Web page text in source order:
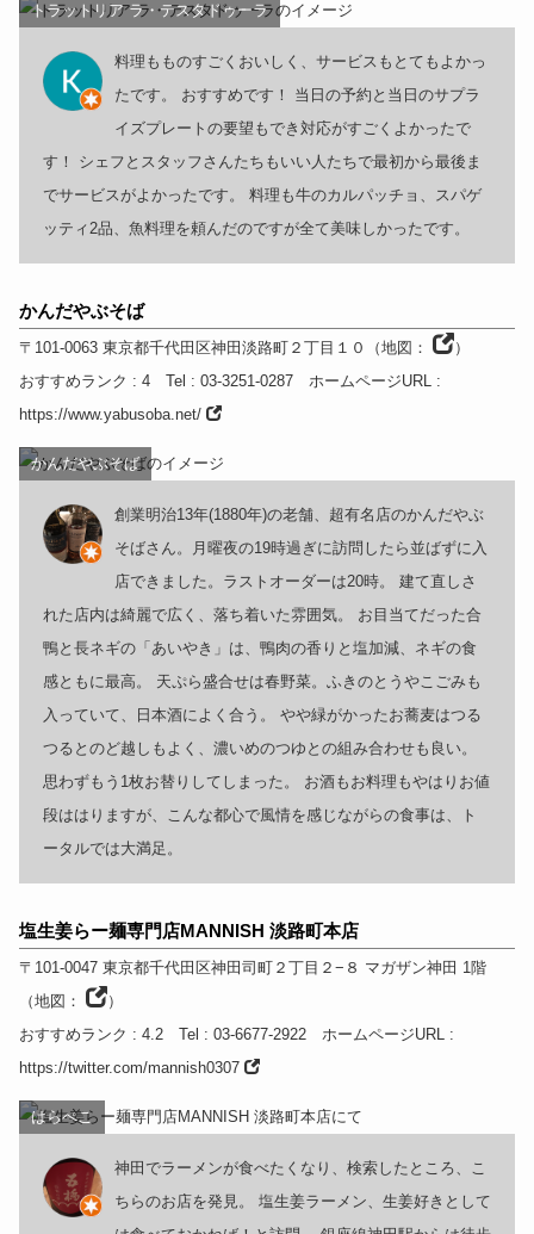
トラットリア ラ・テスタドゥーラ
料理もものすごくおいしく、サービスもとてもよかっ
たです。 おすすめです！ 当日の予約と当日のサプラ
イズプレートの要望もでき対応がすごくよかったで
す！ シェフとスタッフさんたちもいい人たちで最初から最後ま
でサービスがよかったです。 料理も牛のカルパッチョ、スパゲ
ッティ2品、魚料理を頼んだのですが全て美味しかったです。
かんだやぶそば
〒101-0063 東京都千代田区神田淡路町２丁目１０ （地図：
）
おすすめランク : 4 Tel : 03-3251-0287 ホームページURL:
https://www.yabusoba.net/
かんだやぶそば
創業明治13年(1880年)の老舗、超有名店のかんだやぶ
そばさん。月曜夜の19時過ぎに訪問したら並ばずに入
店できました。ラストオーダーは20時。 建て直しさ
れた店内は綺麗で広く、落ち着いた雰囲気。 お目当てだった合
鴨と長ネギの「あいやき」は、鴨肉の香りと塩加減、ネギの食
感ともに最高。 天ぷら盛合せは春野菜。ふきのとうやこごみも
入っていて、日本酒によく合う。 やや緑がかったお蕎麦はつる
つるとのど越しもよく、濃いめのつゆとの組み合わせも良い。
思わずもう1枚お替りしてしまった。 お酒もお料理もやはりお値
段ははりますが、こんな都心で風情を感じながらの食事は、ト
ータルでは大満足。
塩生姜らー麺専門店MANNISH 淡路町本店
〒101-0047 東京都千代田区神田司町２丁目２−８ マガザン神田 1階
（地図：
）
おすすめランク : 4.2 Tel : 03-6677-2922 ホームページURL:
https://twitter.com/mannish0307
はらぺこ
神田でラーメンが食べたくなり、検索したところ、こ
ちらのお店を発見。 塩生姜ラーメン、生姜好きとして